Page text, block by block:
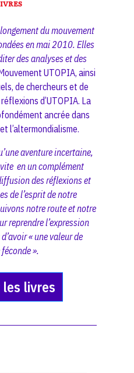
du mouvement
en mai 2010. Elles
des analyses et des
UTOPIA, ainsi
de chercheurs et de
d’UTOPIA. La
ancrée dans
l’altermondialisme.
aventure incertaine,
en un complément
des réflexions et
de l’esprit de notre
notre route et notre
reprendre l’expression
« une valeur de
».
livres